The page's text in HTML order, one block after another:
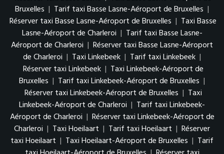
Bruxelles | Tarif taxi Basse Lasne-Aéroport de Bruxelles |
Réserver taxi Basse Lasne-Aéroport de Bruxelles | Taxi Basse
Lasne-Aéroport de Charleroi | Tarif taxi Basse Lasne-
Aéroport de Charleroi | Réserver taxi Basse Lasne-Aéroport
de Charleroi | Taxi Linkebeek | Tarif taxi Linkebeek |
Réserver taxi Linkebeek | Taxi Linkebeek-Aéroport de
Bruxelles | Tarif taxi Linkebeek-Aéroport de Bruxelles |
Réserver taxi Linkebeek-Aéroport de Bruxelles | Taxi
Linkebeek-Aéroport de Charleroi | Tarif taxi Linkebeek-
Aéroport de Charleroi | Réserver taxi Linkebeek-Aéroport de
Charleroi | Taxi Hoeilaart | Tarif taxi Hoeilaart | Réserver
taxi Hoeilaart | Taxi Hoeilaart-Aéroport de Bruxelles | Tarif